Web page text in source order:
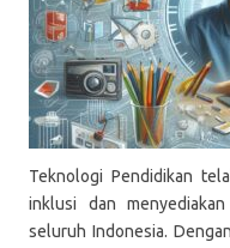
Teknologi Pendidikan
inklusi dan
seluruh Indonesia.